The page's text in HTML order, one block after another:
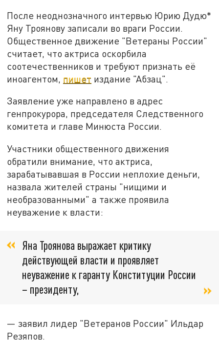
После неоднозначного интервью Юрию Дудю*
Яну Троянову записали во враги России.
Общественное движение "Ветераны России"
считает, что актриса оскорбила
соотечественников и требуют признать её
иноагентом, пишет издание "Абзац".
Заявление уже направлено в адрес
генпрокурора, председателя Следственного
комитета и главе Минюста России.
Участники общественного движения
обратили внимание, что актриса,
зарабатывавшая в России неплохие деньги,
назвала жителей страны "нищими и
необразованными" а также проявила
неуважение к власти:
Яна Троянова выражает критику
действующей власти и проявляет
неуважение к гаранту Конституции России
– президенту,
— заявил лидер "Ветеранов России" Ильдар
Резяпов.